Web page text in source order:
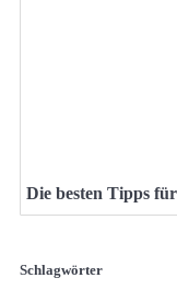
Die besten Tipps
Schlagwörter